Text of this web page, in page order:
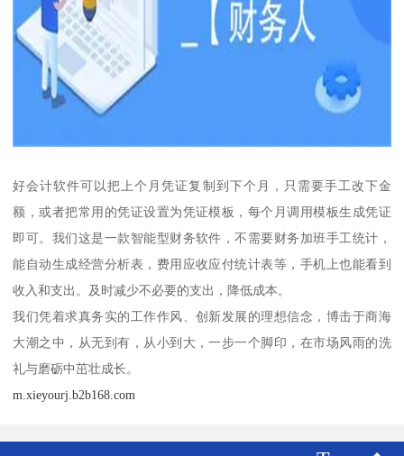
好会计软件可以把上个月凭证复制到下个月，只需要手工改下金
额，或者把常用的凭证设置为凭证模板，每个月调用模板生成凭证
即可。我们这是一款智能型财务软件，不需要财务加班手工统计，
能自动生成经营分析表，费用应收应付统计表等，手机上也能看到
收入和支出。及时减少不必要的支出，降低成本。
我们凭着求真务实的工作作风、创新发展的理想信念，博击于商海
大潮之中，从无到有，从小到大，一步一个脚印，在市场风雨的洗
礼与磨砺中茁壮成长。
m.xieyourj.b2b168.com